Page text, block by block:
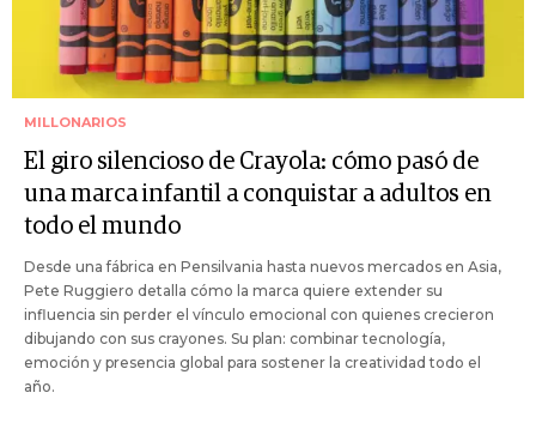
MILLONARIOS
El giro silencioso de Crayola: cómo pasó de
una marca infantil a conquistar a adultos en
todo el mundo
Desde una fábrica en Pensilvania hasta nuevos mercados en Asia,
Pete Ruggiero detalla cómo la marca quiere extender su
influencia sin perder el vínculo emocional con quienes crecieron
dibujando con sus crayones. Su plan: combinar tecnología,
emoción y presencia global para sostener la creatividad todo el
año.